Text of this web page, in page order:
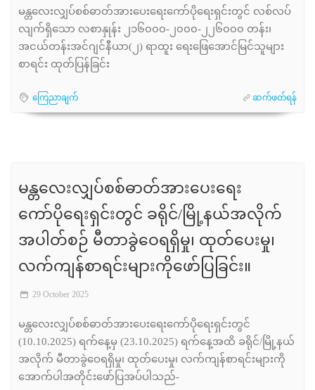
မန္တလေးလျှပ်စစ်ဓာတ်အားပေးရေးကော်ပိုရေးရှင်းတွင် လစ်လပ်
လျက်ရှိသော လစာနှုန်း ၂၁၆၀၀၀-၂၀၀၀-၂၂၆၀၀၀ တန်း၊
အငယ်တန်းအင်ဂျင်နီယာ(၂) ရာထူး ရေးဖြေအောင်မြင်သူများ
စာရင်း ထုတ်ပြန်ခြင်း
ကြေညာချက် ဆက်ဖတ်ရန်
မန္တလေးလျှပ်စစ်ဓာတ်အားပေးရေး
ကော်ပိုရေးရှင်းတွင် ခရိုင်/မြို့နယ်အလိုက်
အပါတ်စဉ် မီတာခွဲဝေရရှိမှု၊ ထုတ်ပေးမှု၊
လက်ကျန်စာရင်းများကိုဖော်ပြခြင်း။
29 October 2025
မန္တလေးလျှပ်စစ်ဓာတ်အားပေးရေးကော်ပိုရေးရှင်းတွင်
(10.10.2025) ရက်နေ့မှ (23.10.2025) ရက်နေ့အထိ ခရိုင်/မြို့နယ်
အလိုက် မီတာခွဲဝေရရှိမှု၊ ထုတ်ပေးမှု၊ လက်ကျန်စာရင်းများကို
အောက်ပါအတိုင်းဖော်ပြအပ်ပါသည်-